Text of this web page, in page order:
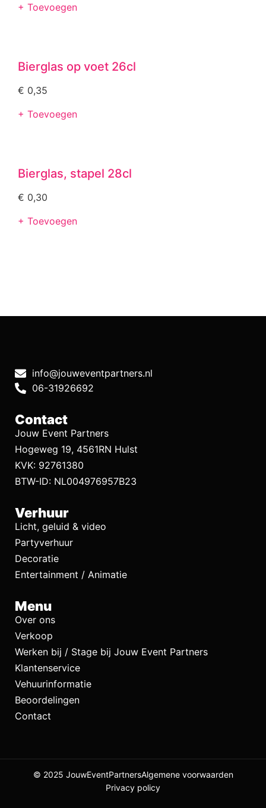
+ Toevoegen
Bierglas op voet 26cl
€ 0,35
+ Toevoegen
Bierglas, stapel 28cl
€ 0,30
+ Toevoegen
info@jouweventpartners.nl
06-31926692
Contact
Jouw Event Partners
Hogeweg 19, 4561RN Hulst
KVK: 92761380
BTW-ID: NL004976957B23
Verhuur
Licht, geluid & video
Partyverhuur
Decoratie
Entertainment / Animatie
Menu
Over ons
Verkoop
Werken bij / Stage bij Jouw Event Partners
Klantenservice
Vehuurinformatie
Beoordelingen
Contact
© 2025 JouwEventPartnersAlgemene voorwaarden
Privacy policy